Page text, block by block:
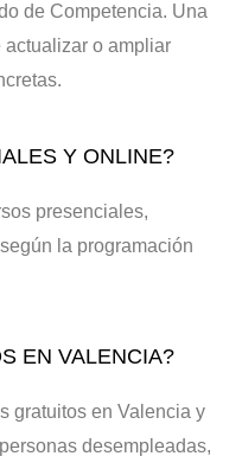
de Competencia. Una
o ampliar
Y ONLINE?
presenciales,
la programación
EN VALENCIA?
gratuitos en Valencia y
desempleadas,